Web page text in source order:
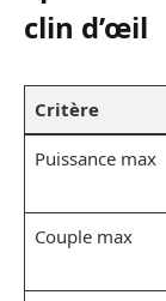
clin d’œil
Critère
Puissance max
Couple max